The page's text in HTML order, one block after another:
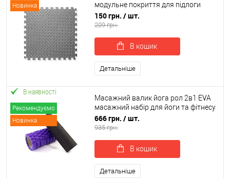
Новинка
модульне покриття для підлоги
м'яка підлога EVA OSPORT 60 х 60 х
1см (OF-0313)
150 грн. / шт.
209 грн.
В кошик
Детальніше
Рекомендуємо
Новинка
В наявності
Масажний валик йога рол 2в1 EVA
масажний набір для йоги та фітнесу
для масажу та розтяжки OSPORT
(OF-0319)
666 грн. / шт.
935 грн.
В кошик
Детальніше